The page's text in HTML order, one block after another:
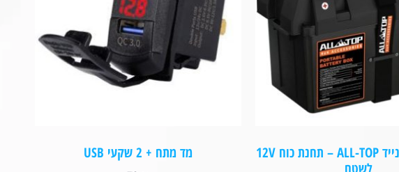
מארז למצבר נייד ALL-TOP – תחנת כוח 12V
לשטח
מד מתח + 2 שקעי USB